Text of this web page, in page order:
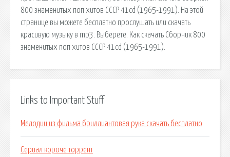
800 знаменитых поп хитов СССР 41cd (1965-1991). На этой
странице вы можете бесплатно прослушать или скачать
красивую музыку в mp3. Выберете. Как скачать Сборник 800
знаменитых поп хитов СССР 41cd (1965-1991).
Links to Important Stuff
Мелодии из фильма бриллиантовая рука скачать бесплатно
Сериал короче торрент